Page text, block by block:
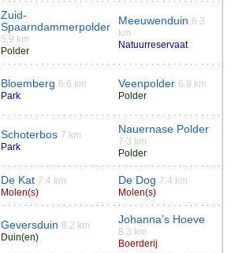
Zuid-
Spaarndammerpolder
5.9 km
Polder
Meeuwenduin 6.3
km
Natuurreservaat
Bloemberg 6.6 km
Park
Veenpolder 6.9 km
Polder
Schoterbos 7 km
Park
Nauernase Polder
7.3 km
Polder
De Kat 7.4 km
Molen(s)
De Dog 7.4 km
Molen(s)
Geversduin 8.2 km
Duin(en)
Johanna’s Hoeve
8.3 km
Boerderij